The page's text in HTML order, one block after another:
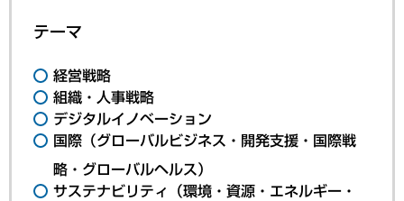
テーマ
経営戦略
組織・人事戦略
デジタルイノベーション
国際（グローバルビジネス・開発支援・国際戦
略・グローバルヘルス）
サステナビリティ（環境・資源・エネルギー・